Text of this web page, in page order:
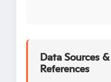
Data Sources
References